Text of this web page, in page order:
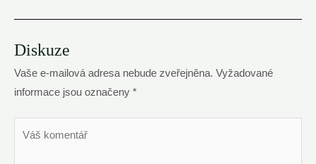
Diskuze
Vaše e-mailová adresa nebude zveřejněna. Vyžadované
informace jsou označeny *